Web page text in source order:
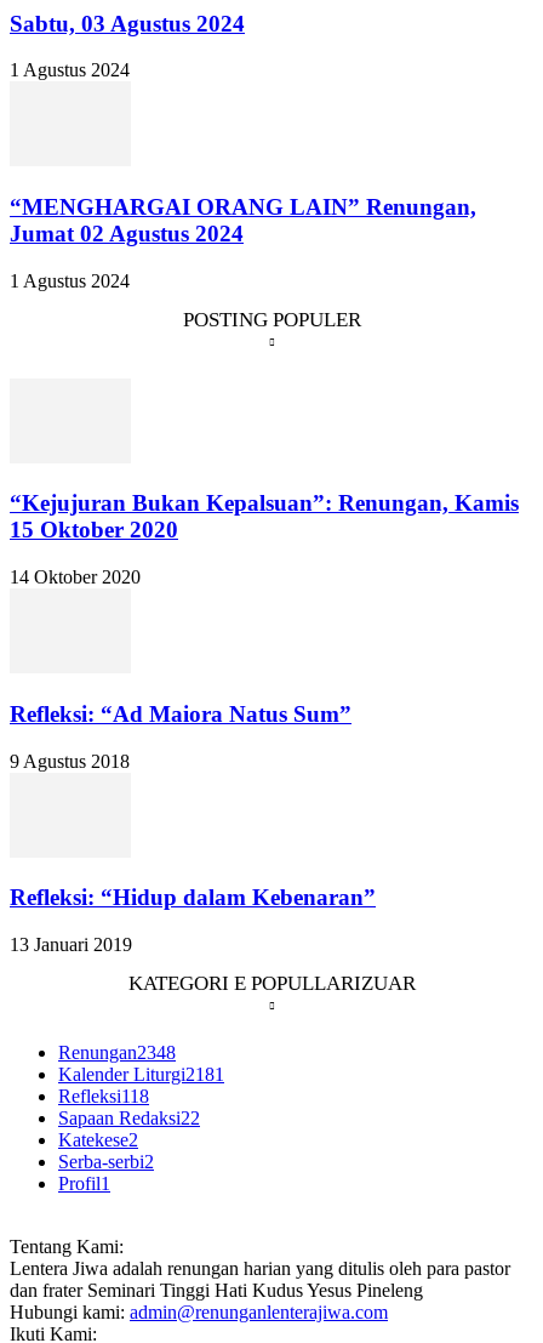
Sabtu, 03 Agustus 2024
1 Agustus 2024
“MENGHARGAI ORANG LAIN” Renungan,
Jumat 02 Agustus 2024
1 Agustus 2024
POSTING POPULER
“Kejujuran Bukan Kepalsuan”: Renungan, Kamis
15 Oktober 2020
14 Oktober 2020
Refleksi: “Ad Maiora Natus Sum”
9 Agustus 2018
Refleksi: “Hidup dalam Kebenaran”
13 Januari 2019
KATEGORI E POPULLARIZUAR
Renungan2348
Kalender Liturgi2181
Refleksi118
Sapaan Redaksi22
Katekese2
Serba-serbi2
Profil1
Tentang Kami:
Lentera Jiwa adalah renungan harian yang ditulis oleh para pastor
dan frater Seminari Tinggi Hati Kudus Yesus Pineleng
Hubungi kami: admin@renunganlenterajiwa.com
Ikuti Kami: